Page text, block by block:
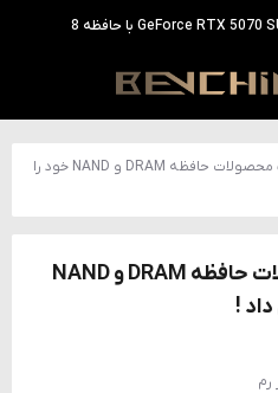
سامسونگ قیمت محصولات حافظه DRAM و NAND خود را
سامسونگ قیمت محصولات حافظه DRAM و NAND
رم